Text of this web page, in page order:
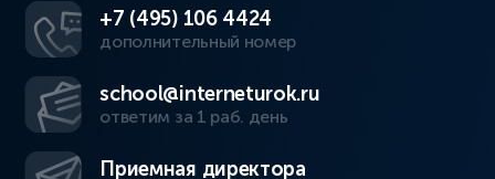
+7 (495) 106 4424
дополнительный номер
school@interneturok.ru
ответим за 1 раб. день
Приемная директора